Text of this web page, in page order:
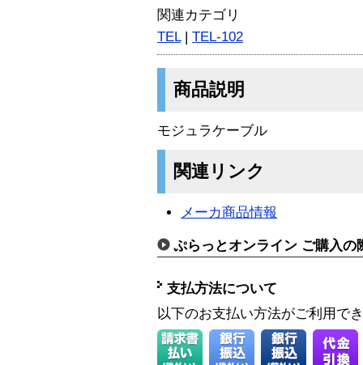
関連カテゴリ
TEL| TEL-102
商品説明
モジュラケーブル
関連リンク
メーカ商品情報
ぷらっとオンライン ご購入の
支払方法について
以下のお支払い方法がご利用で